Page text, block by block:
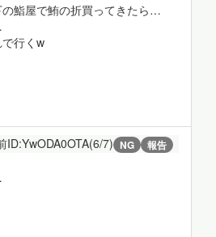
鮨屋で鮪の折買ってきたら…
行くw
ID:YwODA0OTA(6/7) NG 報告